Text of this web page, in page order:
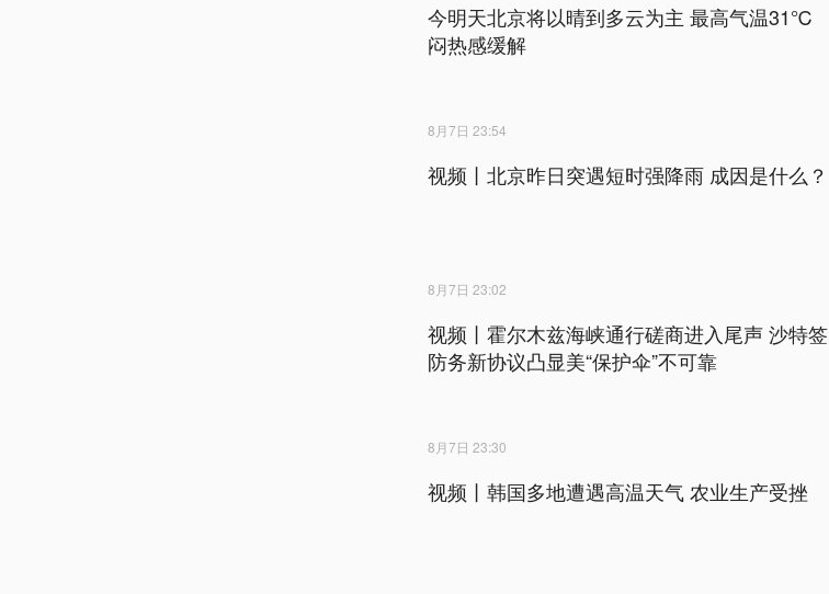
今明天北京将以晴到多云为主 最高气温31℃
闷热感缓解
8月7日 23:54
视频丨北京昨日突遇短时强降雨 成因是什么？
8月7日 23:02
视频丨霍尔木兹海峡通行磋商进入尾声 沙特签
防务新协议凸显美“保护伞”不可靠
8月7日 23:30
视频丨韩国多地遭遇高温天气 农业生产受挫